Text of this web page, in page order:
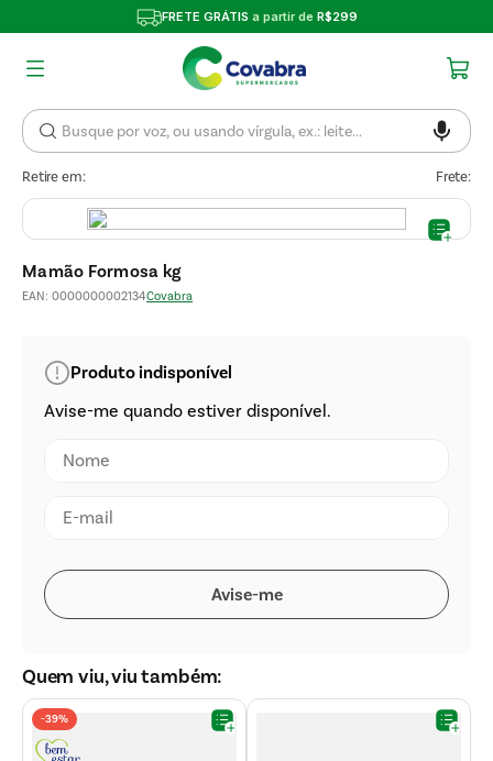
FRETE GRÁTIS a partir de R$299
Retire em: Frete:
Mamão Formosa kg
EAN: 0000000002134Covabra
Quem viu, viu também:
-39%